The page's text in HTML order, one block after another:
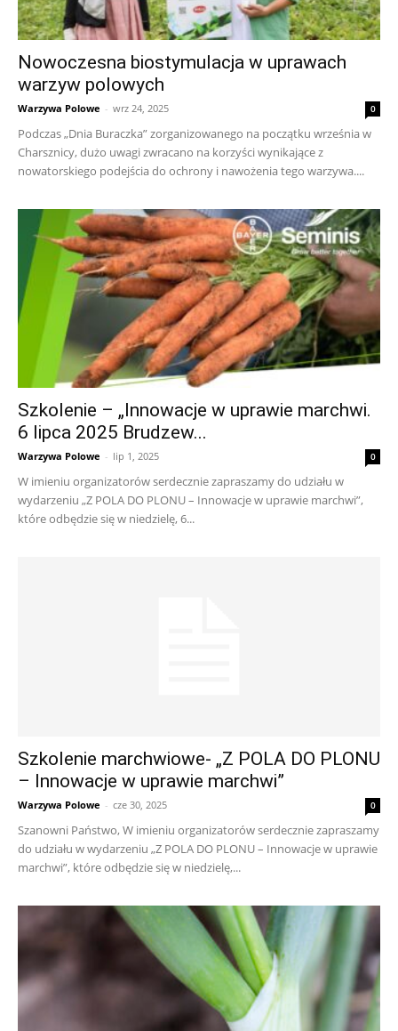
Nowoczesna biostymulacja w uprawach
warzyw polowych
Warzywa Polowe - wrz 24, 2025 0
Podczas „Dnia Buraczka” zorganizowanego na początku września w
Charsznicy, dużo uwagi zwracano na korzyści wynikające z
nowatorskiego podejścia do ochrony i nawożenia tego warzywa....
Szkolenie – „Innowacje w uprawie marchwi.
6 lipca 2025 Brudzew...
Warzywa Polowe - lip 1, 2025 0
W imieniu organizatorów serdecznie zapraszamy do udziału w
wydarzeniu „Z POLA DO PLONU – Innowacje w uprawie marchwi”,
które odbędzie się w niedzielę, 6...
Szkolenie marchwiowe- „Z POLA DO PLONU
– Innowacje w uprawie marchwi”
Warzywa Polowe - cze 30, 2025 0
Szanowni Państwo, W imieniu organizatorów serdecznie zapraszamy
do udziału w wydarzeniu „Z POLA DO PLONU – Innowacje w uprawie
marchwi”, które odbędzie się w niedzielę,...